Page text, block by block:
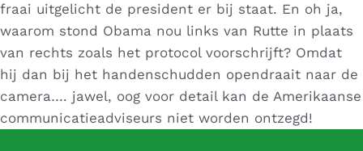
fraai uitgelicht de president er bij staat. En oh ja,
waarom stond Obama nou links van Rutte in plaats
van rechts zoals het protocol voorschrijft? Omdat
hij dan bij het handenschudden opendraait naar de
camera…. jawel, oog voor detail kan de Amerikaanse
communicatieadviseurs niet worden ontzegd!